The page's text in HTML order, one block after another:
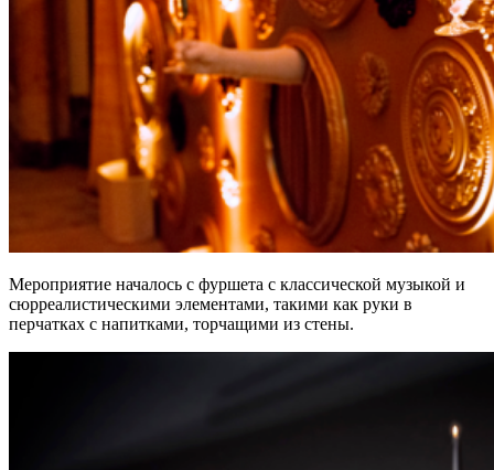
Мероприятие началось с фуршета с классической музыкой и
сюрреалистическими элементами, такими как руки в
перчатках с напитками, торчащими из стены.